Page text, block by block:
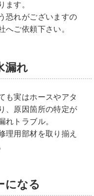
ます。
恐れがございますの
へご依頼下さい。
漏れ
も実はホースやアタ
、原因箇所の特定が
れトラブル。
理用部材を取り揃え
になる